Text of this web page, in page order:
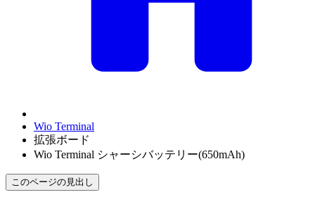
Wio Terminal
拡張ボード
Wio Terminal シャーシバッテリー(650mAh)
このページの見出し